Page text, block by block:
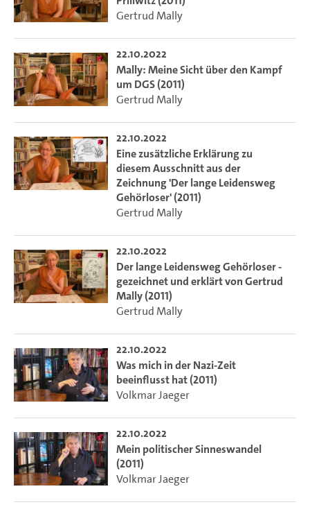
Gertrud Mally
22.10.2022
Mally: Meine Sicht über den Kampf
um DGS (2011)
Gertrud Mally
22.10.2022
Eine zusätzliche Erklärung zu
diesem Ausschnitt aus der
Zeichnung 'Der lange Leidensweg
Gehörloser' (2011)
Gertrud Mally
22.10.2022
Der lange Leidensweg Gehörloser -
gezeichnet und erklärt von Gertrud
Mally (2011)
Gertrud Mally
22.10.2022
Was mich in der Nazi-Zeit
beeinflusst hat (2011)
Volkmar Jaeger
22.10.2022
Mein politischer Sinneswandel
(2011)
Volkmar Jaeger